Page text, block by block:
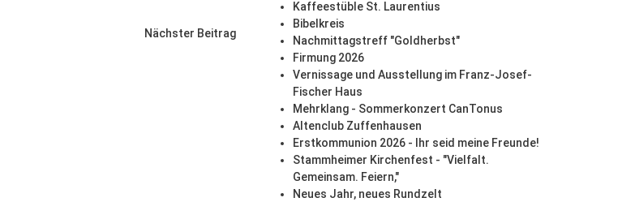
Nächster Beitrag
Kaffeestüble St. Laurentius
Bibelkreis
Nachmittagstreff "Goldherbst"
Firmung 2026
Vernissage und Ausstellung im Franz-Josef-
Fischer Haus
Mehrklang - Sommerkonzert CanTonus
Altenclub Zuffenhausen
Erstkommunion 2026 - Ihr seid meine Freunde!
Stammheimer Kirchenfest - "Vielfalt.
Gemeinsam. Feiern,"
Neues Jahr, neues Rundzelt